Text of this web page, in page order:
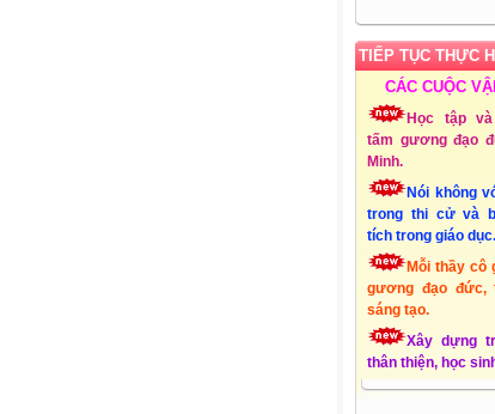
Chuyên môn:
Địa chỉ: Xuân
Đồng Xuân - Phú
Liên hệ Email:
ĐT:
Lập Website:
TIẾP TỤC THỰC
CÁC CUỘC
Học tập
tấm gương đạo
Minh.
Nói không
trong thi cử và
tích trong giáo dục.
Mỗi thầy cô
gương đạo đức,
sáng tạo.
Xây dựng
thân thiện, học